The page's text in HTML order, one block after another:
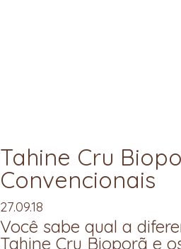
Tahine Cru
Convencionais
27.09.18
Você sabe qual a
Tahine Cru Bioporã e